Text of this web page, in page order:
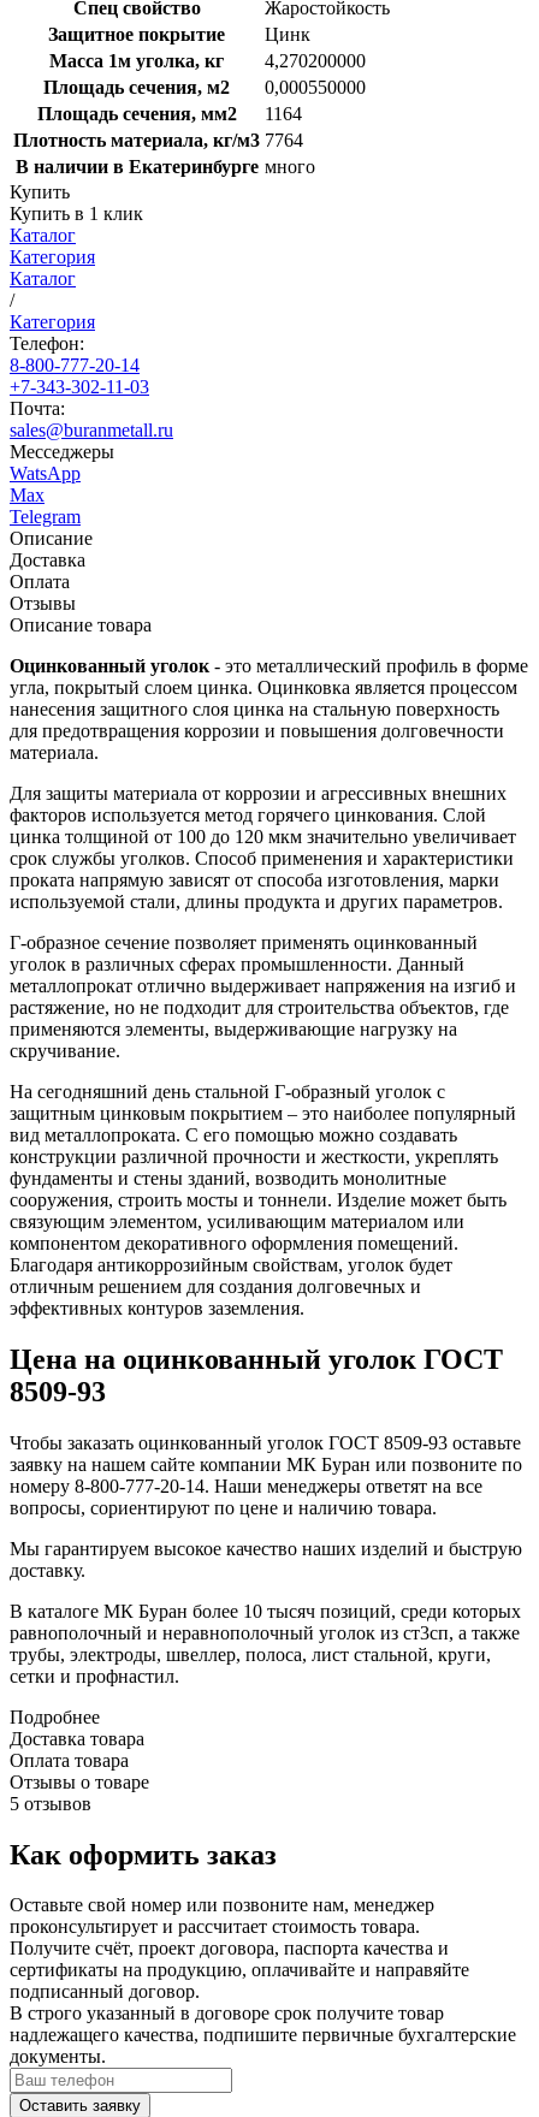
Спец свойство
Жаростойкость
Защитное покрытие
Цинк
Масса 1м уголка, кг
4,270200000
Площадь сечения, м2
0,000550000
Площадь сечения, мм2
1164
Плотность материала, кг/м3 7764
В наличии в Екатеринбурге много
Купить
Купить в 1 клик
Каталог
Категория
Каталог
/
Категория
Телефон:
8-800-777-20-14
+7-343-302-11-03
Почта:
sales@buranmetall.ru
Месседжеры
WatsApp
Max
Telegram
Описание
Доставка
Оплата
Отзывы
Описание товара
Оцинкованный уголок - это металлический профиль в форме
угла, покрытый слоем цинка. Оцинковка является процессом
нанесения защитного слоя цинка на стальную поверхность
для предотвращения коррозии и повышения долговечности
материала.
Для защиты материала от коррозии и агрессивных внешних
факторов используется метод горячего цинкования. Слой
цинка толщиной от 100 до 120 мкм значительно увеличивает
срок службы уголков. Способ применения и характеристики
проката напрямую зависят от способа изготовления, марки
используемой стали, длины продукта и других параметров.
Г-образное сечение позволяет применять оцинкованный
уголок в различных сферах промышленности. Данный
металлопрокат отлично выдерживает напряжения на изгиб и
растяжение, но не подходит для строительства объектов, где
применяются элементы, выдерживающие нагрузку на
скручивание.
На сегодняшний день стальной Г-образный уголок с
защитным цинковым покрытием – это наиболее популярный
вид металлопроката. С его помощью можно создавать
конструкции различной прочности и жесткости, укреплять
фундаменты и стены зданий, возводить монолитные
сооружения, строить мосты и тоннели. Изделие может быть
связующим элементом, усиливающим материалом или
компонентом декоративного оформления помещений.
Благодаря антикоррозийным свойствам, уголок будет
отличным решением для создания долговечных и
эффективных контуров заземления.
Цена на оцинкованный уголок ГОСТ
8509-93
Чтобы заказать оцинкованный уголок ГОСТ 8509-93 оставьте
заявку на нашем сайте компании МК Буран или позвоните по
номеру 8-800-777-20-14. Наши менеджеры ответят на все
вопросы, сориентируют по цене и наличию товара.
Мы гарантируем высокое качество наших изделий и быструю
доставку.
В каталоге МК Буран более 10 тысяч позиций, среди которых
равнополочный и неравнополочный уголок из ст3сп, а также
трубы, электроды, швеллер, полоса, лист стальной, круги,
сетки и профнастил.
Подробнее
Доставка товара
Оплата товара
Отзывы о товаре
5 отзывов
Как оформить заказ
Оставьте свой номер или позвоните нам, менеджер
проконсультирует и рассчитает стоимость товара.
Получите счёт, проект договора, паспорта качества и
сертификаты на продукцию, оплачивайте и направяйте
подписанный договор.
В строго указанный в договоре срок получите товар
надлежащего качества, подпишите первичные бухгалтерские
документы.